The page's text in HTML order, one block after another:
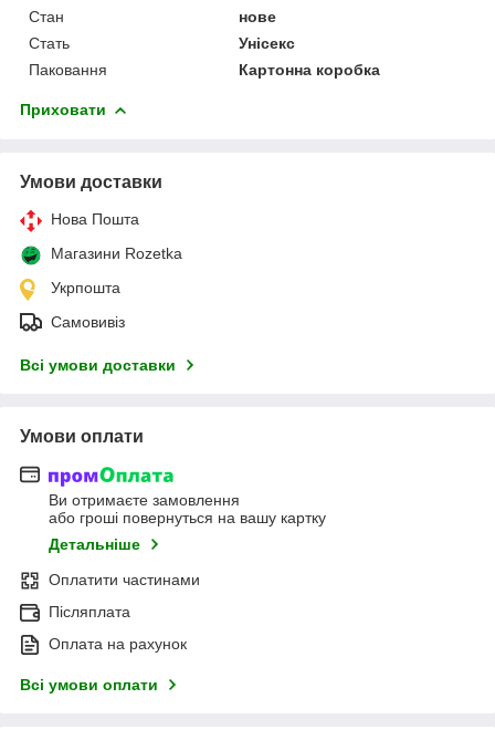
Стан
нове
Стать
Унісекс
Паковання
Картонна коробка
Приховати
Умови доставки
Нова Пошта
Магазини Rozetka
Укрпошта
Самовивіз
Всі умови доставки
Умови оплати
Ви отримаєте замовлення
або гроші повернуться на вашу картку
Детальніше
Оплатити частинами
Післяплата
Оплата на рахунок
Всі умови оплати